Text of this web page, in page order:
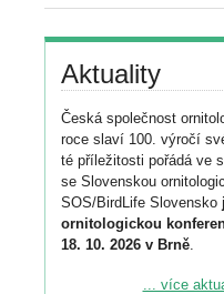
Aktuality
Česká společnost
roce slaví 100. výročí
té příležitosti pořádá ve
se Slovenskou
SOS/BirdLife Slovensko
ornitologickou
18. 10. 2026 v Brně.
Podrobnější informace
... více